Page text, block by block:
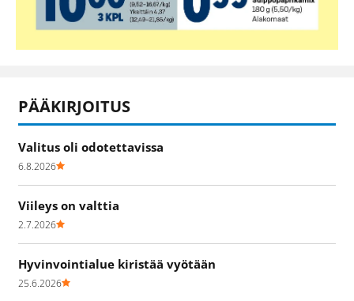
PÄÄKIRJOITUS
Valitus oli odotettavissa
6.8.2026
Viileys on valttia
2.7.2026
Hyvinvointialue kiristää vyötään
25.6.2026